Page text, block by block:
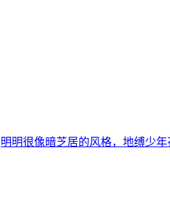
明明很像暗芝居的风格，地缚少年